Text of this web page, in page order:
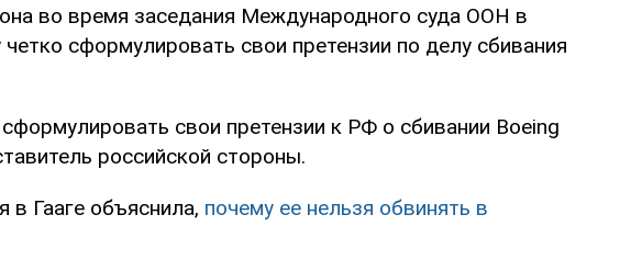
во время заседания Международного суда ООН в
четко сформулировать свои претензии по делу сбивания
свои претензии к РФ о сбивании Boeing
российской стороны.
в Гааге объяснила, почему ее нельзя обвинять в